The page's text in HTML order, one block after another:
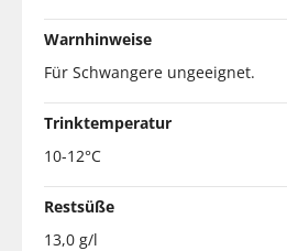
Warnhinweise
Für Schwangere ungeeignet.
Trinktemperatur
10-12°C
Restsüße
13,0 g/l